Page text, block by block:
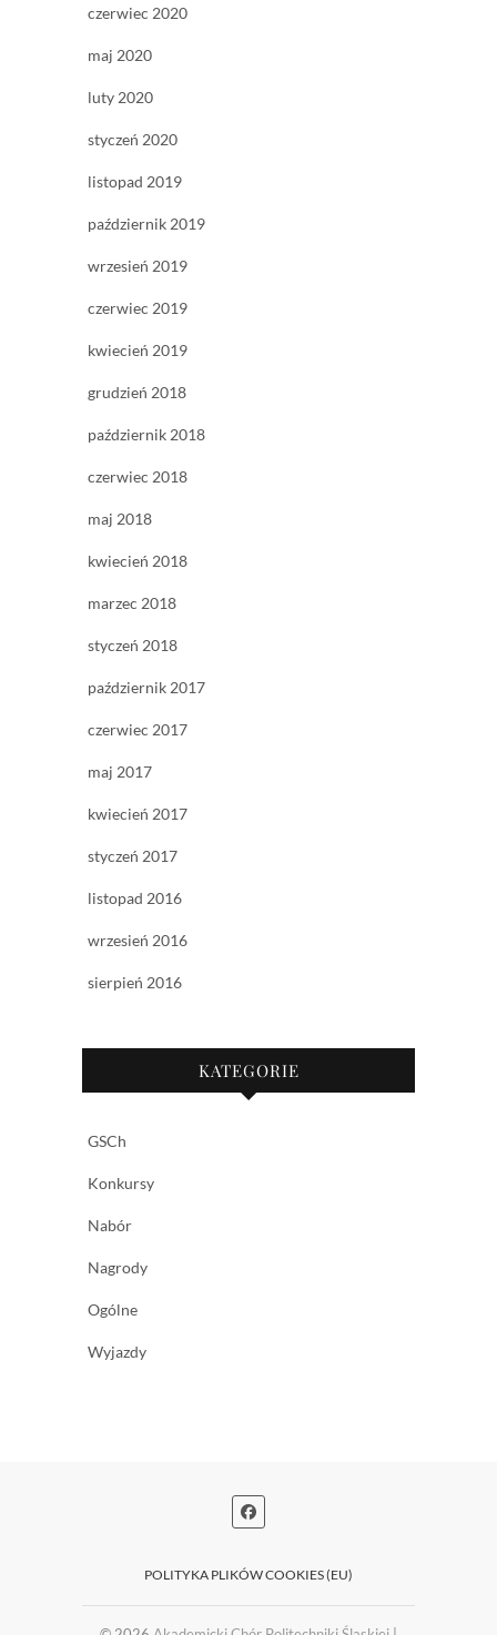
czerwiec 2020
maj 2020
luty 2020
styczeń 2020
listopad 2019
październik 2019
wrzesień 2019
czerwiec 2019
kwiecień 2019
grudzień 2018
październik 2018
czerwiec 2018
maj 2018
kwiecień 2018
marzec 2018
styczeń 2018
październik 2017
czerwiec 2017
maj 2017
kwiecień 2017
styczeń 2017
listopad 2016
wrzesień 2016
sierpień 2016
KATEGORIE
GSCh
Konkursy
Nabór
Nagrody
Ogólne
Wyjazdy
POLITYKA PLIKÓW COOKIES (EU)